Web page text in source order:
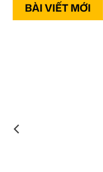
BÀI VIẾT MỚI